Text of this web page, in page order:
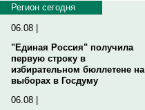
Регион сегодня
06.08 |
"Единая Россия" получила
первую строку в
избирательном бюллетене на
выборах в Госдуму
06.08 |